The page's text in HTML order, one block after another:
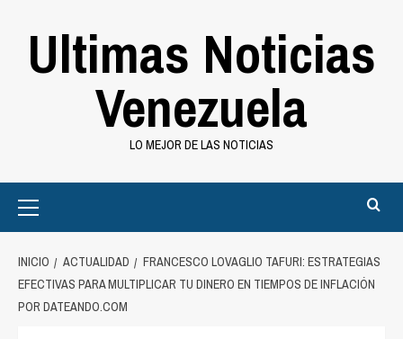
Ultimas Noticias
Venezuela
LO MEJOR DE LAS NOTICIAS
Menu
INICIO ACTUALIDAD
FRANCESCO LOVAGLIO TAFURI: ESTRATEGIAS
EFECTIVAS PARA MULTIPLICAR TU DINERO EN TIEMPOS DE INFLACIÓN
POR DATEANDO.COM